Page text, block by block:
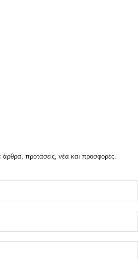
άρθρα, προτάσεις, νέα και προσφορές.